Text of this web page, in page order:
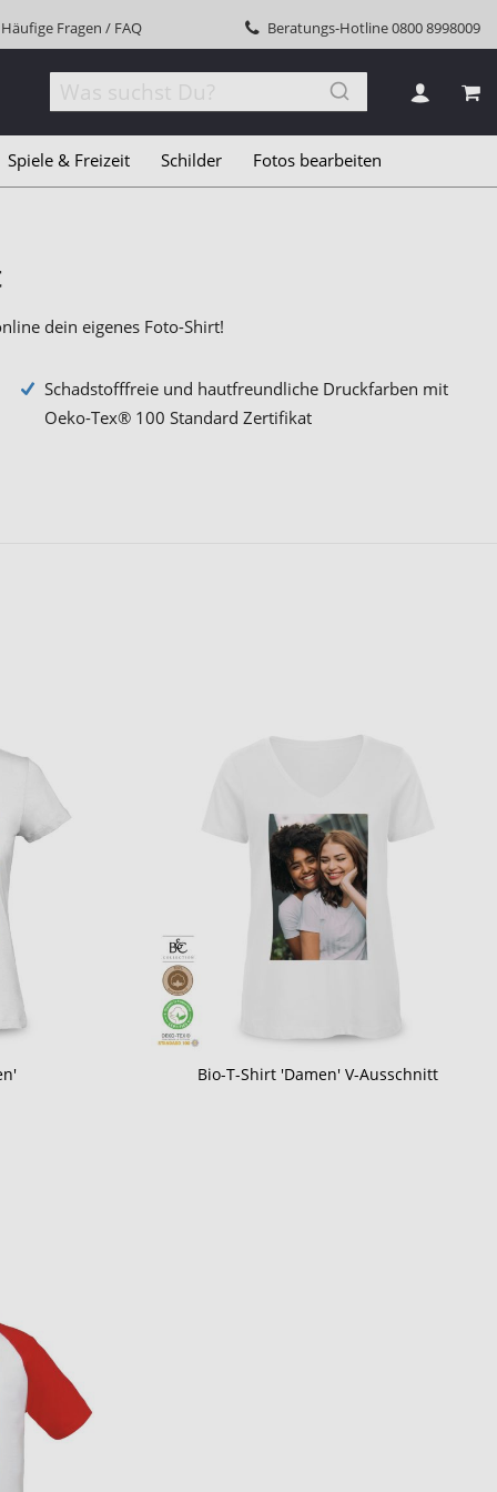
Häufige Fragen / FAQ Beratungs-Hotline0800 8998009
Spiele & Freizeit Schilder Fotos bearbeiten
dein eigenes Foto-Shirt!
Schadstofffreie und hautfreundliche Druckfarben mit
Oeko-Tex® 100 Standard Zertifikat
Bio-T-Shirt 'Damen' V-Ausschnitt